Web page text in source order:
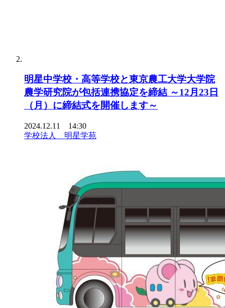
明星中学校・高等学校と東京農工大学大学院
農学研究院が包括連携協定を締結 ～12月23日
（月）に締結式を開催します～
2024.12.11 14:30
学校法人 明星学苑